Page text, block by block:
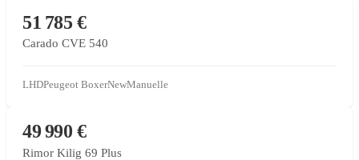
CONCESSIONNAIRE PARTENAIRE
51 785 €
Carado CVE 540
LHDPeugeot BoxerNewManuelle
CONCESSIONNAIRE PARTENAIRE
49 990 €
Rimor Kilig 69 Plus